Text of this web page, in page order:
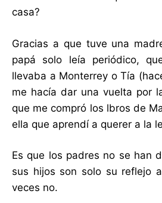
casa?
Gracias a que tuve una
papá solo leía periódico,
llevaba a Monterrey o Tía
me hacía dar una vuelta por
que me compró los lbros de
ella que aprendí a querer a la
Es que los padres no se han
sus hijos son solo su reflejo
veces no.